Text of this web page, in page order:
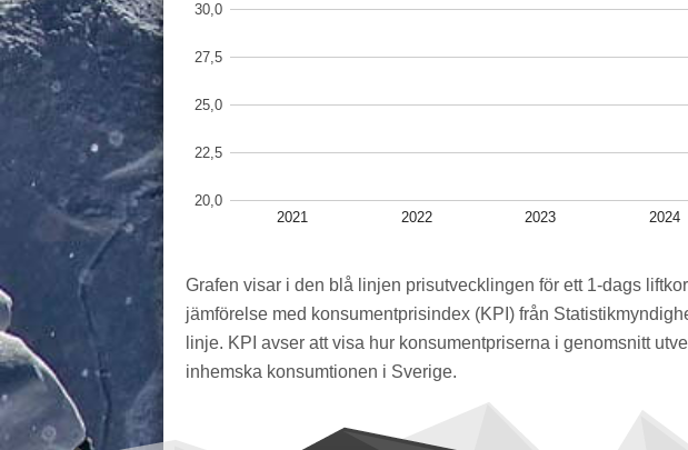
2021 2022 2023 2024
20,0
22,5
25,0
27,5
30,0
Grafen visar i den blå linjen prisutvecklingen för ett 1-dags
jämförelse med konsumentprisindex (KPI) från
linje. KPI avser att visa hur konsumentpriserna i genomsnitt
inhemska konsumtionen i Sverige.